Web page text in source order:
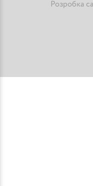
Розробка